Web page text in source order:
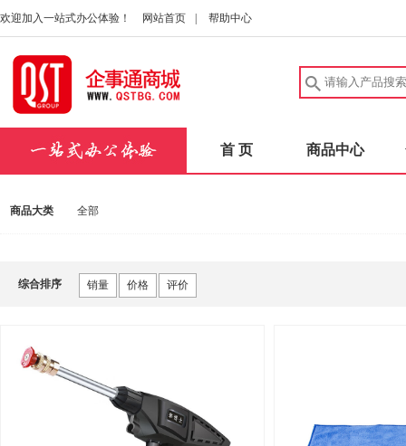
欢迎加入一站式办公体验！ 网站首页 帮助中心
首 页 商品中心
商品大类 全部
综合排序 销量 价格 评价